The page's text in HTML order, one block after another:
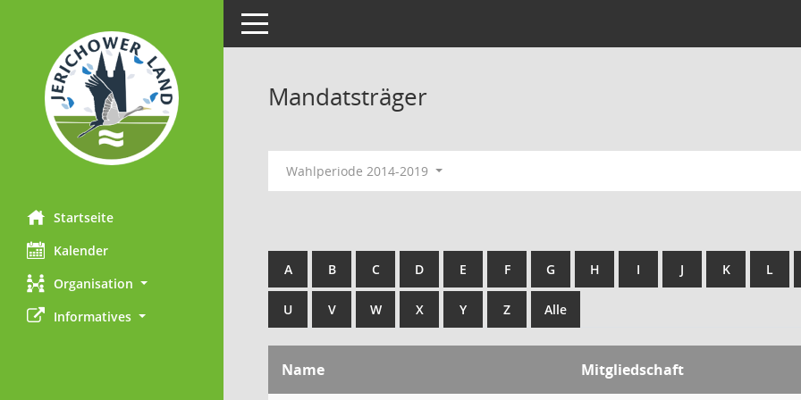
Startseite
Kalender
Organisation
Informatives
Toggle navigation
Mandatsträger
Wahlperiode 2014-2019
A B C D E F G H I J K L
U V W X Y Z Alle
Name Mitgliedschaft